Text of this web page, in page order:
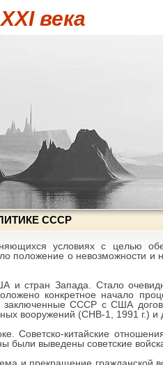
века
СССР
условиях с целью
положение о невозможности
и стран Запада. Стало
конкретное начало
заключенные СССР с США
вооружений (СНВ-1, 1991 г.) и
Советско-китайские
были выведены советские